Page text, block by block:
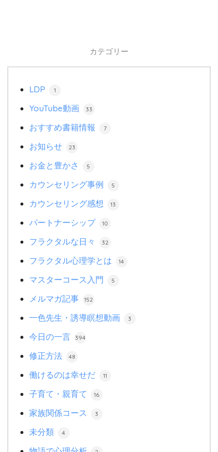
カテゴリー
LDP 1
YouTube動画 33
おすすめ書籍情報 7
お知らせ 23
お金と豊かさ 5
カウンセリング事例 5
カウンセリング感想 13
パートナーシップ 10
フラクタルな日々 32
フラクタル心理学とは 14
マスターコース入門 5
メルマガ記事 152
一色先生・誘導瞑想動画 3
今日の一言 394
修正方法 48
働けるのは幸せだ 11
子育て・親育て 16
家族関係コース 3
未分類 4